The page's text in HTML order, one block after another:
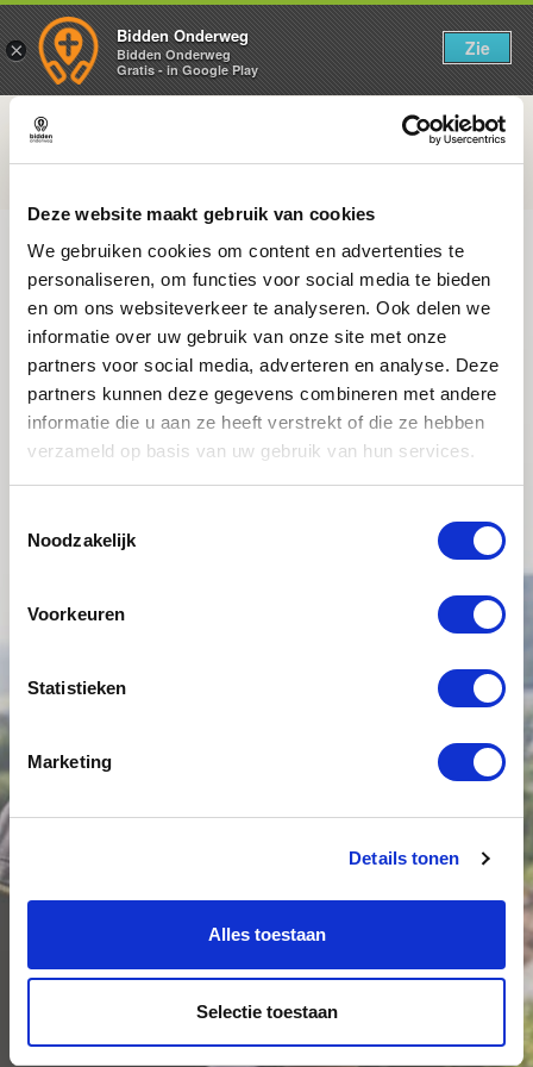
Deze website maakt gebruik van cookies
We gebruiken cookies om content en advertenties te
personaliseren, om functies voor social media te bieden
en om ons websiteverkeer te analyseren. Ook delen we
informatie over uw gebruik van onze site met onze
partners voor social media, adverteren en analyse. Deze
partners kunnen deze gegevens combineren met andere
informatie die u aan ze heeft verstrekt of die ze hebben
verzameld op basis van uw gebruik van hun services.
Noodzakelijk
Voorkeuren
Statistieken
Marketing
Details tonen
Alles toestaan
Selectie toestaan
Vrijdag 3 juli
×
Bidden Onderweg
Bidden Onderweg
Gratis - in Google Play
Zie